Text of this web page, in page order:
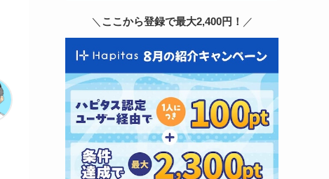
＼ ここから登録で最大2,400円！ ／